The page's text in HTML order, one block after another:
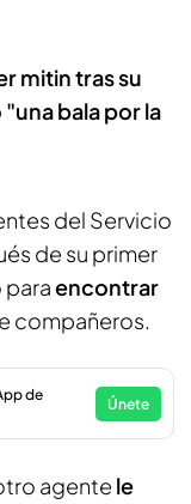
mitin tras su
bala por la
del Servicio
de su primer
paraencontrar
compañeros.
de
Únete
agente le